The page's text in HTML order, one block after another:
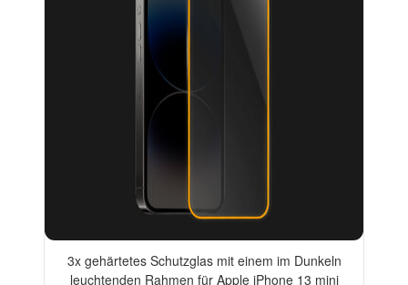
3x gehärtetes Schutzglas mit einem im Dunkeln
leuchtenden Rahmen für Apple iPhone 13 mini